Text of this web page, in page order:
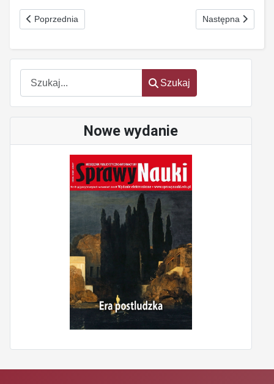
Szukaj
Szukaj
Nowe wydanie
Poprzednia strona: Polska Grupa IIFC
Poprzednia Następna strona:
Następna